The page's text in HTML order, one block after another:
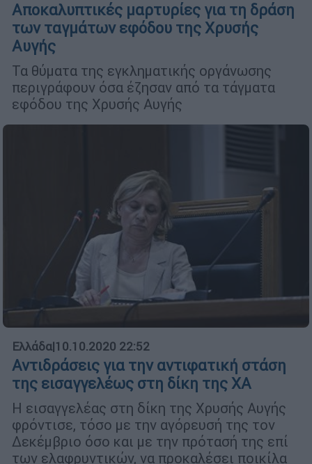
Αποκαλυπτικές μαρτυρίες για τη δράση
των ταγμάτων εφόδου της Χρυσής
Αυγής
Τα θύματα της εγκληματικής οργάνωσης
περιγράφουν όσα έζησαν από τα τάγματα
εφόδου της Χρυσής Αυγής
Ελλάδα|10.10.2020 22:52
Αντιδράσεις για την αντιφατική στάση
της εισαγγελέως στη δίκη της ΧΑ
Η εισαγγελέας στη δίκη της Χρυσής Αυγής
φρόντισε, τόσο με την αγόρευσή της τον
Δεκέμβριο όσο και με την πρότασή της επί
των ελαφρυντικών, να προκαλέσει ποικίλα